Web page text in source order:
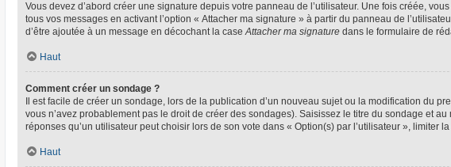
Vous devez d’abord créer une signature depuis votre panneau de l’utilisateur. Une fois créée,
tous vos messages en activant l’option « Attacher ma signature » à partir du panneau de
d’être ajoutée à un message en décochant la caseAttacher ma signature dans le formulaire de
Haut
Comment créer un sondage ?
Il est facile de créer un sondage, lors de la publication d’un nouveau sujet ou la modification du
vous n’avez probablement pas le droit de créer des sondages). Saisissez le titre du sondage et
réponses qu’un utilisateur peut choisir lors de son vote dans « Option(s) par l’utilisateur »,
Haut